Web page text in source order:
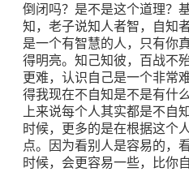
倒闭吗？是不是这个道理？
知，老子说知人者智，自知
是一个有智慧的人，只有你
得明亮。知己知彼，百战不
更难，认识自己是一个非常
得我现在不自知是不是有什
上来说每个人其实都是不自
时候，更多的是在根据这个
点。因为看别人是容易的，
时候，会更容易一些，比你